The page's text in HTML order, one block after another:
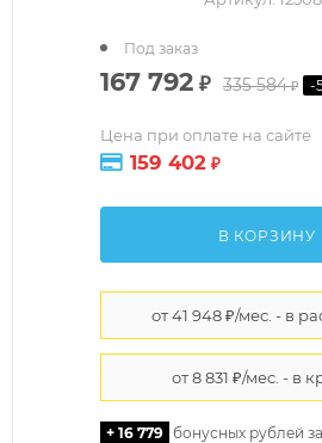
167 792 ₽ 335 584₽ -
Цена при оплате на сайте
159 402 ₽
Под заказ
В КОРЗИНУ
+ 16 779 бонусных рублей